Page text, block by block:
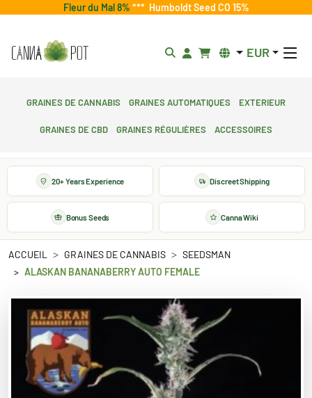
Fleur du Mal 8% *** Humboldt Seed CO 15%
EUR
Graines de cannabis Graines automatiques
Exterieur
Graines de CBD Graines régulières Accessoires
20+ Years Experience Discreet Shipping
Bonus Seeds Canna Wiki
ACCUEIL GRAINES DE CANNABIS
SEEDSMAN
ALASKAN BANANABERRY AUTO FEMALE